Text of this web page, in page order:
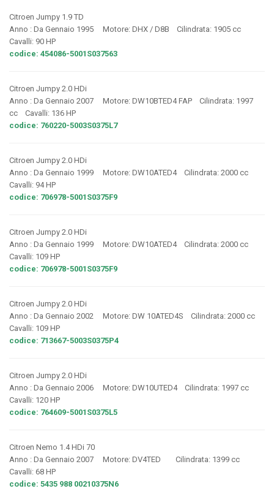
Citroen Jumpy 1.9 TD
Anno : Da Gennaio 1995 Motore: DHX / D8B Cilindrata: 1905 cc
Cavalli: 90 HP
codice: 454086-5001S037563
Citroen Jumpy 2.0 HDi
Anno : Da Gennaio 2007 Motore: DW10BTED4 FAP Cilindrata: 1997
cc Cavalli: 136 HP
codice: 760220-5003S0375L7
Citroen Jumpy 2.0 HDi
Anno : Da Gennaio 1999 Motore: DW10ATED4 Cilindrata: 2000 cc
Cavalli: 94 HP
codice: 706978-5001S0375F9
Citroen Jumpy 2.0 HDi
Anno : Da Gennaio 1999 Motore: DW10ATED4 Cilindrata: 2000 cc
Cavalli: 109 HP
codice: 706978-5001S0375F9
Citroen Jumpy 2.0 HDi
Anno : Da Gennaio 2002 Motore: DW 10ATED4S Cilindrata: 2000 cc
Cavalli: 109 HP
codice: 713667-5003S0375P4
Citroen Jumpy 2.0 HDi
Anno : Da Gennaio 2006 Motore: DW10UTED4 Cilindrata: 1997 cc
Cavalli: 120 HP
codice: 764609-5001S0375L5
Citroen Nemo 1.4 HDi 70
Anno : Da Gennaio 2007 Motore: DV4TED Cilindrata: 1399 cc
Cavalli: 68 HP
codice: 5435 988 00210375N6